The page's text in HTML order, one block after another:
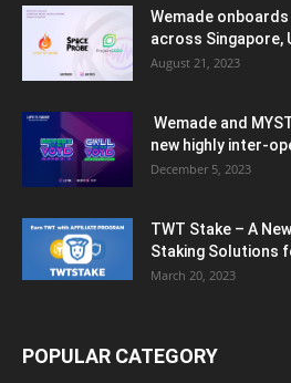
Wemade
across Singapore,
August 21, 2023
Wemade and
new highly inter-
December 5, 2023
TWT Stake – A
Staking Solutions
March 20, 2023
POPULAR CATEGORY